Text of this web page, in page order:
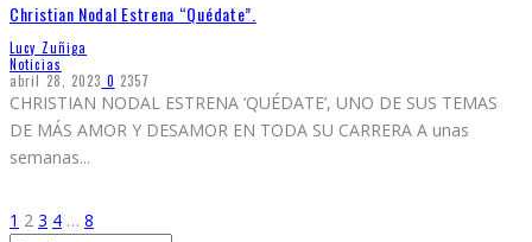
Christian Nodal Estrena “Quédate”.
Lucy Zuñiga
Noticias
abril 28, 2023 0 2357
CHRISTIAN NODAL ESTRENA ‘QUÉDATE’, UNO DE SUS TEMAS
DE MÁS AMOR Y DESAMOR EN TODA SU CARRERA A unas
semanas...
1 2 3 4 … 8